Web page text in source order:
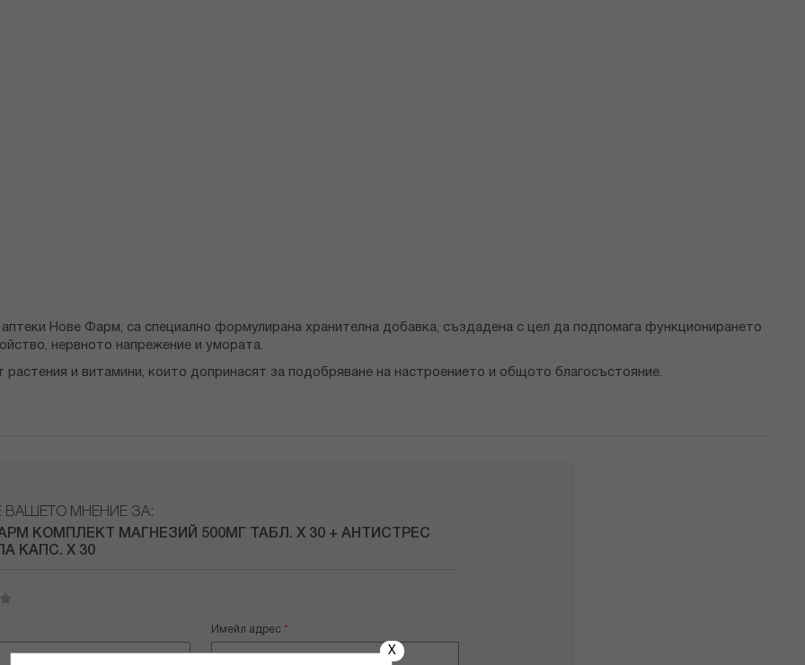
X
Нове Фарм, са специално формулирана хранителна добавка, създадена с цел да подпомага функционирането
нервното напрежение и умората.
и витамини, които допринасят за подобряване на настроението и общото благосъстояние.
ВАШЕТО МНЕНИЕ ЗА:
КОМПЛЕКТ МАГНЕЗИЙ 500МГ ТАБЛ. Х 30 + АНТИСТРЕС
КАПС. Х 30
Имейл адрес